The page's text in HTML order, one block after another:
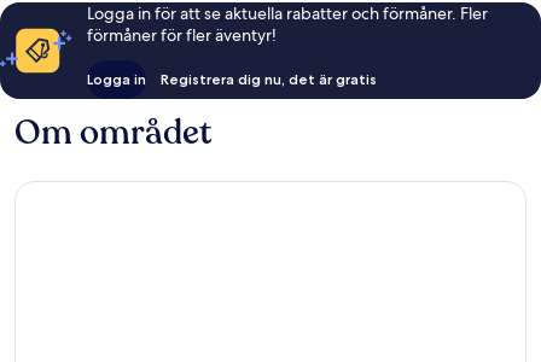
Logga in för att se aktuella rabatter och förmåner. Fler
förmåner för fler äventyr!
Logga in Registrera dig nu, det är gratis
Om området